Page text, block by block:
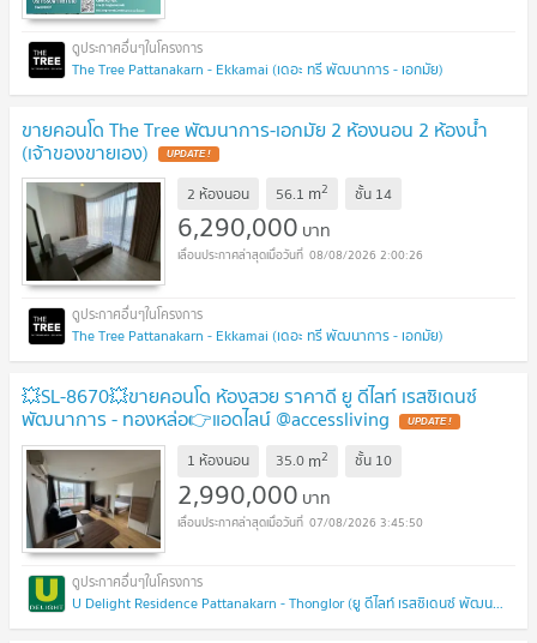
The Tree Pattanakarn - Ekkamai (เดอะ ทรี พัฒนาการ - เอกมัย)
ขายคอนโด The Tree พัฒนาการ-เอกมัย 2 ห้องนอน 2 ห้องน้ำ
(เจ้าของขายเอง) UPDATE !
2 ห้องนอน 56.1 m2 ชั้น 14
6,290,000 บาท
08/08/2026 2:00:26
The Tree Pattanakarn - Ekkamai (เดอะ ทรี พัฒนาการ - เอกมัย)
💥SL-8670💥ขายคอนโด ห้องสวย ราคาดี ยู ดีไลท์ เรสซิเดนซ์
พัฒนาการ - ทองหล่อ👉แอดไลน์ @accessliving UPDATE !
1 ห้องนอน 35.0 m2 ชั้น 10
2,990,000 บาท
07/08/2026 3:45:50
U Delight Residence Pattanakarn - Thonglor (ยู ดีไลท์ เรสซิเดนซ์ พัฒนาการ - ทองหล่อ)